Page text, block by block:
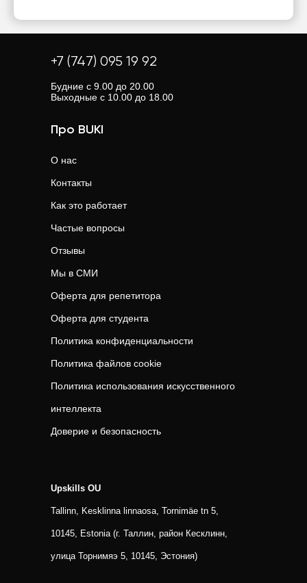
+7 (747) 095 19 92
Будние с 9.00 до 20.00
Выходные с 10.00 до 18.00
Про BUKI
О нас
Контакты
Как это работает
Частые вопросы
Отзывы
Мы в СМИ
Оферта для репетитора
Оферта для студента
Политика конфиденциальности
Политика файлов cookie
Политика использования искусственного
интеллекта
Доверие и безопасность
Upskills OU
Tallinn, Kesklinna linnaosa, Tornimäe tn 5,
10145, Estonia (г. Таллин, район Кесклинн,
улица Торнимяэ 5, 10145, Эстония)